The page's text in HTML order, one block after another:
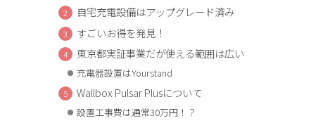
自宅充電設備はアップグレード済み
すごいお得を発見！
東京都実証事業だが使える範囲は広い
充電器設置はYourstand
Wallbox Pulsar Plusについて
設置工事費は通常30万円！？